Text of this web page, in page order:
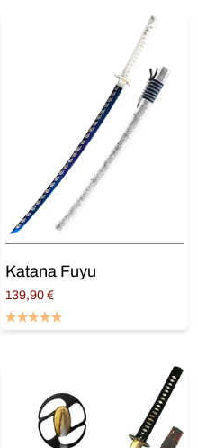
Katana Fuyu
139,90 €
Ajouter au panier